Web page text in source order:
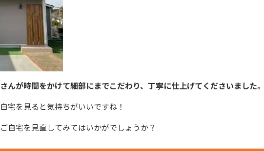
んが時間をかけて細部にまでこだわり、丁寧に仕上げてくださいました。
宅を見ると気持ちがいいですね！
自宅を見直してみてはいかがでしょうか？